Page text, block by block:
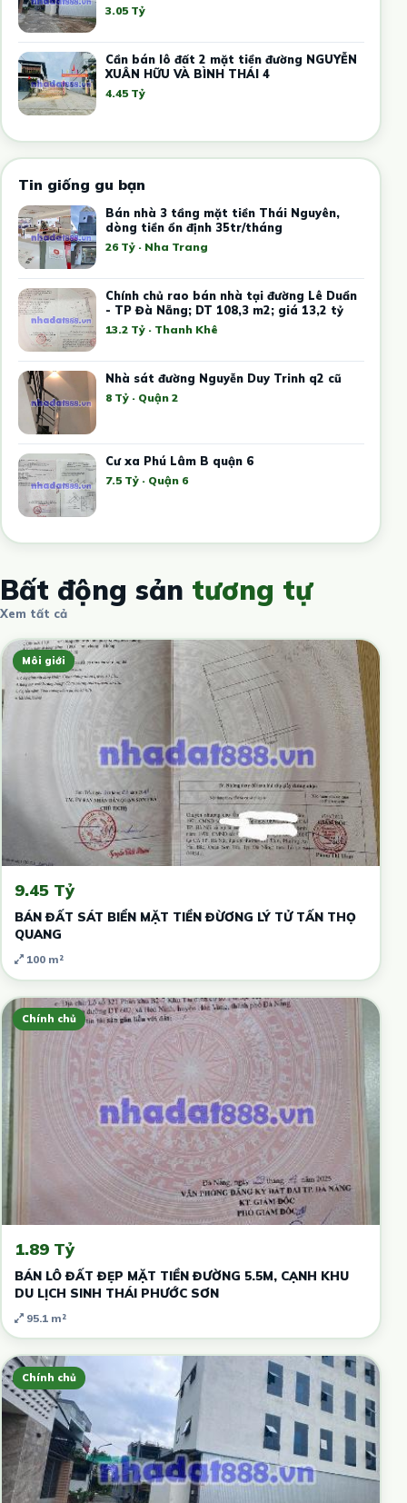
3.05 Tỷ
Cần bán lô đất 2 mặt tiền đường NGUYỄN
XUÂN HỮU VÀ BÌNH THÁI 4
4.45 Tỷ
Tin giống gu bạn
Bán nhà 3 tầng mặt tiền Thái Nguyên,
dòng tiền ổn định 35tr/tháng
26 Tỷ · Nha Trang
Chính chủ rao bán nhà tại đường Lê Duẩn
- TP Đà Nẵng; DT 108,3 m2; giá 13,2 tỷ
13.2 Tỷ · Thanh Khê
Nhà sát đường Nguyễn Duy Trinh q2 cũ
8 Tỷ · Quận 2
Cư xa Phú Lâm B quận 6
7.5 Tỷ · Quận 6
Bất động sản tương tự
Xem tất cả
Môi giới
9.45 Tỷ
BÁN ĐẤT SÁT BIỂN MẶT TIỀN ĐỪƠNG LÝ TỬ TẤN THỌ
QUANG
100 m²
Chính chủ
1.89 Tỷ
BÁN LÔ ĐẤT ĐẸP MẶT TIỀN ĐƯỜNG 5.5M, CẠNH KHU
DU LỊCH SINH THÁI PHƯỚC SƠN
95.1 m²
Chính chủ